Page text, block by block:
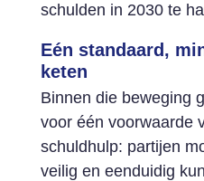
schulden in 2030 te
Eén standaard,
keten
Binnen die beweging
voor één voorwaarde
schuldhulp: partijen
veilig en eenduidig